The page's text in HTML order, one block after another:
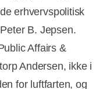
erhvervspolitisk
B. Jepsen.
Affairs &
Andersen, ikke i
for luftfarten, og